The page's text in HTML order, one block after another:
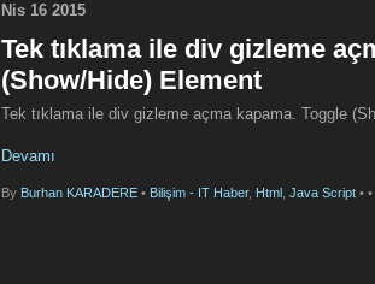
Nis 16 2015
Tek tıklama ile div gizleme
(Show/Hide) Element
Tek tıklama ile div gizleme açma kapama. Toggle
Devamı
By Burhan KARADERE • Bilişim - IT Haber, Html Java Script •